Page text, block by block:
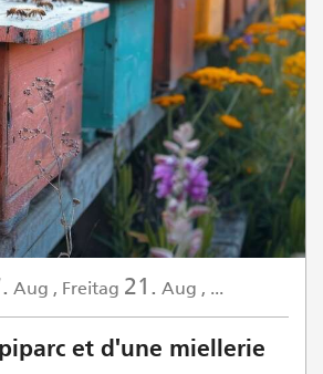
Aug , Freitag 21. Aug , ...
et d'une miellerie